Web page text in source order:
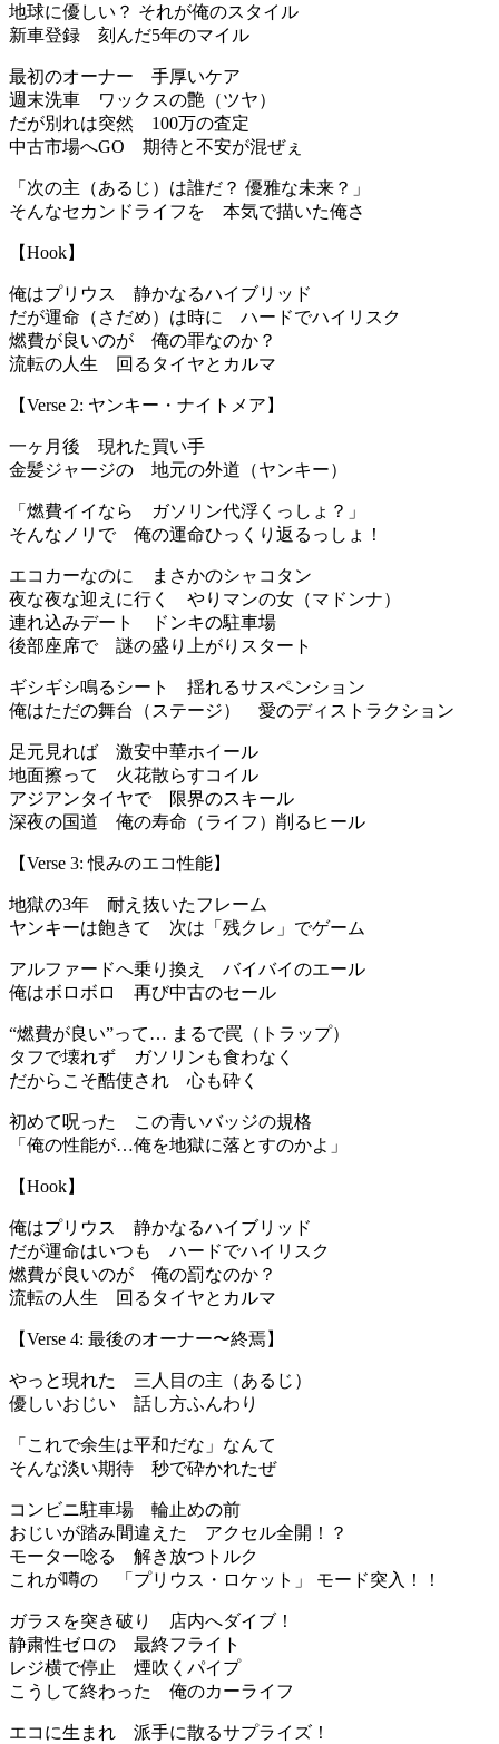
地球に優しい？ それが俺のスタイル
新車登録 刻んだ5年のマイル
最初のオーナー 手厚いケア
週末洗車 ワックスの艶（ツヤ）
だが別れは突然 100万の査定
中古市場へGO 期待と不安が混ぜぇ
「次の主（あるじ）は誰だ？ 優雅な未来？」
そんなセカンドライフを 本気で描いた俺さ
【Hook】
俺はプリウス 静かなるハイブリッド
だが運命（さだめ）は時に ハードでハイリスク
燃費が良いのが 俺の罪なのか？
流転の人生 回るタイヤとカルマ
【Verse 2: ヤンキー・ナイトメア】
一ヶ月後 現れた買い手
金髪ジャージの 地元の外道（ヤンキー）
「燃費イイなら ガソリン代浮くっしょ？」
そんなノリで 俺の運命ひっくり返るっしょ！
エコカーなのに まさかのシャコタン
夜な夜な迎えに行く やりマンの女（マドンナ）
連れ込みデート ドンキの駐車場
後部座席で 謎の盛り上がりスタート
ギシギシ鳴るシート 揺れるサスペンション
俺はただの舞台（ステージ） 愛のディストラクション
足元見れば 激安中華ホイール
地面擦って 火花散らすコイル
アジアンタイヤで 限界のスキール
深夜の国道 俺の寿命（ライフ）削るヒール
【Verse 3: 恨みのエコ性能】
地獄の3年 耐え抜いたフレーム
ヤンキーは飽きて 次は「残クレ」でゲーム
アルファードへ乗り換え バイバイのエール
俺はボロボロ 再び中古のセール
“燃費が良い”って… まるで罠（トラップ）
タフで壊れず ガソリンも食わなく
だからこそ酷使され 心も砕く
初めて呪った この青いバッジの規格
「俺の性能が…俺を地獄に落とすのかよ」
【Hook】
俺はプリウス 静かなるハイブリッド
だが運命はいつも ハードでハイリスク
燃費が良いのが 俺の罰なのか？
流転の人生 回るタイヤとカルマ
【Verse 4: 最後のオーナー〜終焉】
やっと現れた 三人目の主（あるじ）
優しいおじい 話し方ふんわり
「これで余生は平和だな」なんて
そんな淡い期待 秒で砕かれたぜ
コンビニ駐車場 輪止めの前
おじいが踏み間違えた アクセル全開！？
モーター唸る 解き放つトルク
これが噂の 「プリウス・ロケット」 モード突入！！
ガラスを突き破り 店内へダイブ！
静粛性ゼロの 最終フライト
レジ横で停止 煙吹くパイプ
こうして終わった 俺のカーライフ
エコに生まれ 派手に散るサプライズ！